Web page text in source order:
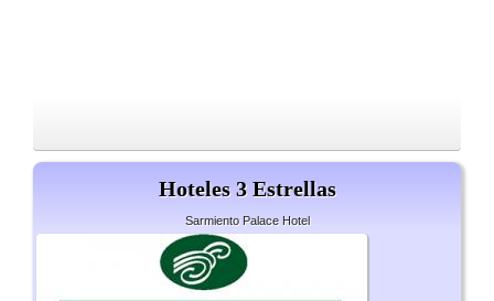
Hoteles 3 Estrellas
Sarmiento Palace Hotel